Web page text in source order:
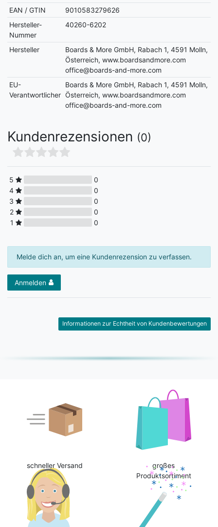
EAN / GTIN
9010583279626
Hersteller-
Nummer
40260-6202
Hersteller
Boards & More GmbH, Rabach 1, 4591 Molln,
Österreich, www.boardsandmore.com
office@boards-and-more.com
EU-
Verantwortlicher
Boards & More GmbH, Rabach 1, 4591 Molln,
Österreich, www.boardsandmore.com
office@boards-and-more.com
Kundenrezensionen (0)
5
0
4
0
3
0
2
0
1
0
Melde dich an, um eine Kundenrezension zu verfassen.
Anmelden
Informationen zur Echtheit von Kundenbewertungen
schneller Versand
großes
Produktsortiment